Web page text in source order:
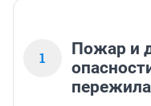
1
Пожар и